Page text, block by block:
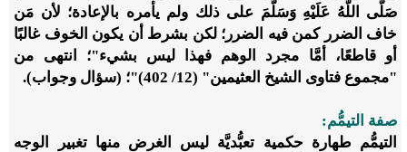
صَلَّى اللَّهُ عَلَيْهِ وَسَلَّمَ على ذلك ولم يأمره بالإعادة؛ لأن مَن
خاف الضرر كمن فيه الضرر؛ لكن بشرط أن يكون الخوف غالبًا
أو قاطعًا، أمَّا مجرد الوهم فهذا ليس بشيء"؛ انتهى من
"مجموع فتاوى الشيخ العثيمين" (12/ 402)"؛ (سؤال وجواب).
صفة التيمُّم:
التيمُّم طهارة حكمية تعبُّديَّة ليس الغرض منها تغبير الوجه